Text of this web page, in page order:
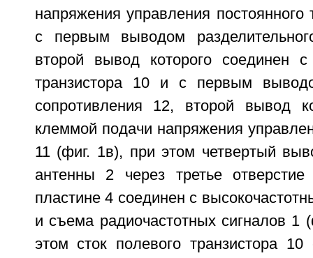
напряжения управления постоянного
с первым выводом
второй вывод которого соединен с
транзистора 10 и с первым
сопротивления 12, второй вывод
клеммой подачи напряжения
11 (фиг. 1в), при этом четвертый
антенны 2 через третье
пластине 4 соединен с
и съема радиочастотных сигналов 1
этом сток полевого транзистора